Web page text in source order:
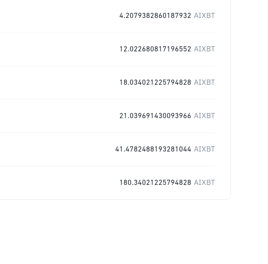
4.2079382860187932 AIXBT
12.022680817196552 AIXBT
18.034021225794828 AIXBT
21.039691430093966 AIXBT
41.4782488193281044 AIXBT
180.34021225794828 AIXBT